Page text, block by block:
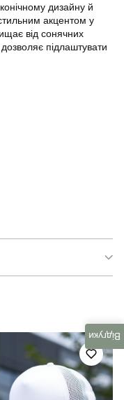
дизайну й
акцентом у
від сонячних
підлаштувати
pobedov cap слава зсу
HWcp1521Ldb
для повсякденного носіння
Відгуки